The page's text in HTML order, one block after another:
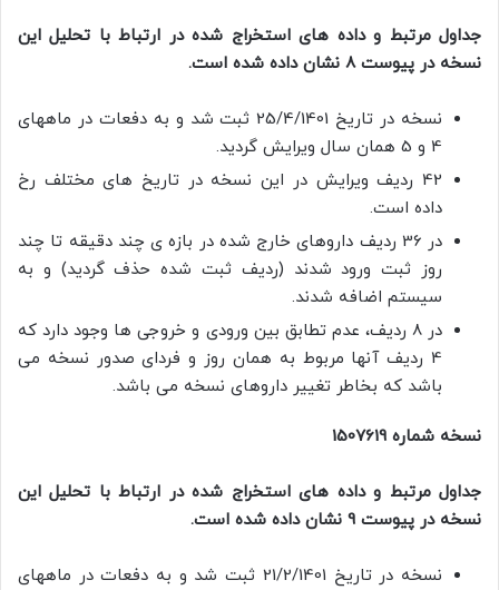
جداول مرتبط و داده های استخراج شده در ارتباط با تحلیل این
نسخه در پیوست 8 نشان داده شده است.
نسخه در تاریخ 25/4/1401 ثبت شد و به دفعات در ماههای
4 و 5 همان سال ویرایش گردید.
42 ردیف ویرایش در این نسخه در تاریخ های مختلف رخ
داده است.
در 36 ردیف داروهای خارج شده در بازه ی چند دقیقه تا چند
روز ثبت ورود شدند (ردیف ثبت شده حذف گردید) و به
سیستم اضافه شدند.
در 8 ردیف، عدم تطابق بین ورودی و خروجی ها وجود دارد که
4 ردیف آنها مربوط به همان روز و فردای صدور نسخه می
باشد که بخاطر تغییر داروهای نسخه می باشد.
نسخه شماره 1507619
جداول مرتبط و داده های استخراج شده در ارتباط با تحلیل این
نسخه در پیوست 9 نشان داده شده است.
نسخه در تاریخ 21/2/1401 ثبت شد و به دفعات در ماههای